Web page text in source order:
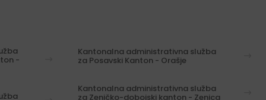
-
Kantonalna administrativna služba
za Posavski Kanton - Orašje
Kantonalna administrativna služba
za Zeničko-dobojski kanton - Zenica